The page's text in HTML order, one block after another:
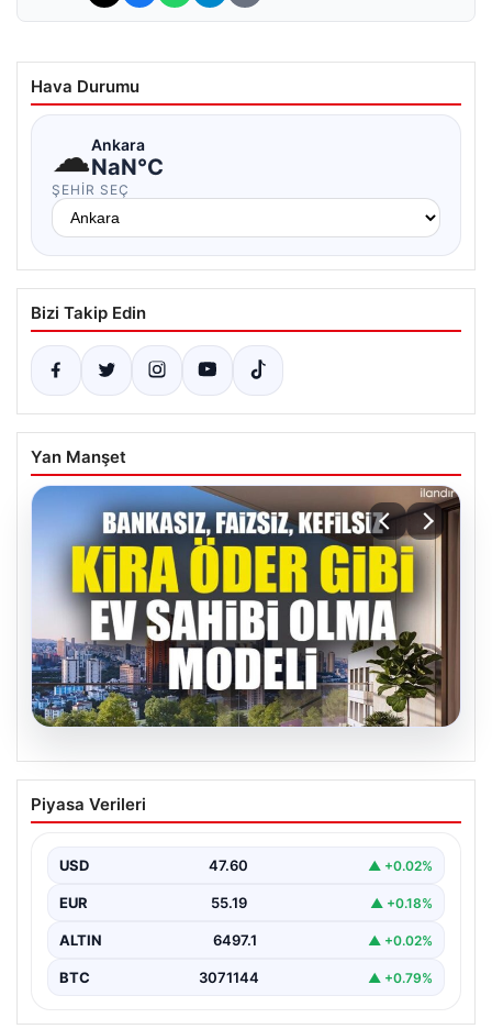
Hava Durumu
☁Ankara
NaN°C
ŞEHIR SEÇ
Bizi Takip Edin
Yan Manşet
05.08.2026
DAP Yapı’dan Yenilikçi Bir Adım: Emlak
Konut Güvencesiyle Kendi Kendini
Hayata Geçiyor
Gayrimenkul sektöründe prestijli ve yenilikçi
projeleriyle tanınan DAP Gayrimenkul Geliştirme, dikkat
çekici bir adım…
Piyasa Verileri
USD 47.60 ▲ +0.02%
EUR 55.19 ▲ +0.18%
ALTIN 6497.1 ▲ +0.02%
BTC 3071144 ▲ +0.79%